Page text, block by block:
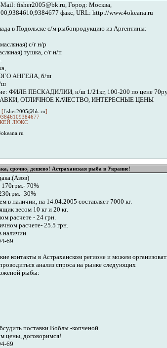
fisher2005@bk.ru, Город: Москва,
факс, URL: http://www.4okeana.ru
в Подольске с/м рыбопродукцию из Аргентины:
с/г н/р
тушка, с/г н/п
АНГЕЛА, б/ш
ш
ФИЛЕ ПЕСКАДИЛИИ, н/ш 1/21кг, 100-200 по цене
ОТЛИЧНОЕ КАЧЕСТВО, ИНТЕРЕСНЫЕ ЦЕНЫ
[fisher2005@bk.ru]
ЛЮКС
срочно, дешево! Астраханская рыба в Украине!
170грм.- 70%
30%
в наличии, на 14.04.2005 составляет 7000 кг.
весом 10 кг и 20 кг.
расчете - 24 грн.
расчете- 25.5 грн.
69
контакты в Астраханском регионе и можем
анализ спроса на рынке следующих
рыбы:
поставки Воблы -копченой.
цены, договоримся!
69